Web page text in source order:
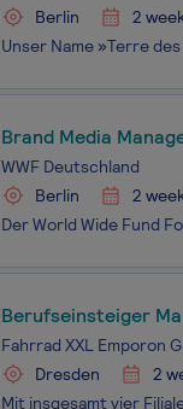
Berlin
2
Brand Media
WWF Deutschland
Berlin
2
Berufseinsteiger
Fahrrad XXL Emporon
Dresden
2